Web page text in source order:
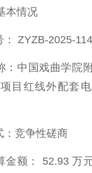
本情况
： ZYZB-2025-
：中国戏曲学院
目红线外配套
：竞争性磋商
金额： 52.93 万